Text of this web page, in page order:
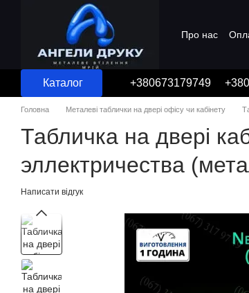
Перейти до основного контенту
Про нас
Каталог +380673179749
Головна Металеві таблички на двері офісу чи кабінету
Табличка на двері
эллектричества
Написати відгук